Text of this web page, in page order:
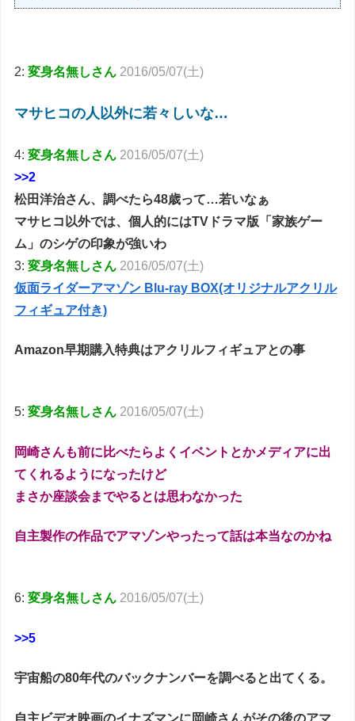
2:変身名無しさん 2016/05/07(土)
マサヒコの人以外に若々しいな…
4:変身名無しさん 2016/05/07(土)
>>2
松田洋治さん、調べたら48歳って…若いなぁ
マサヒコ以外では、個人的にはTVドラマ版「家族ゲー
ム」のシゲの印象が強いわ
3:変身名無しさん 2016/05/07(土)
仮面ライダーアマゾン Blu-ray BOX(オリジナルアクリル
フィギュア付き)
Amazon早期購入特典はアクリルフィギュアとの事
5:変身名無しさん 2016/05/07(土)
岡崎さんも前に比べたらよくイベントとかメディアに出
てくれるようになったけど
まさか座談会までやるとは思わなかった
自主製作の作品でアマゾンやったって話は本当なのかね
6:変身名無しさん 2016/05/07(土)
>>5
宇宙船の80年代のバックナンバーを調べると出てくる。
自主ビデオ映画のイナズマンに岡崎さんがその後のアマ